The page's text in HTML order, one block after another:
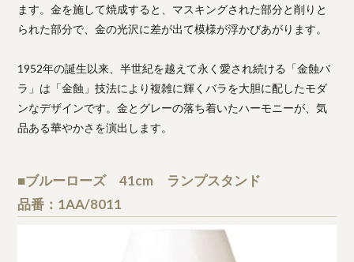
ます。金を施して焼成すると、マスキングされた部分と削りと
られた部分で、金の光沢に差が出て模様が浮かびあがります。
1952年の誕生以来、半世紀を越えて永く愛され続ける「金蝕バ
ラ」は「金蝕」技法により複雑に輝くバラを大胆に配したモダ
ンなデザインです。金とグレーの落ち着いたハーモニーが、気
品ある華やかさを演出します。
■ブルーローズ 41cm ランプスタンド
品番：1AA/8011